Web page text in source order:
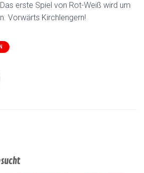
erste Spiel von Rot-Weiß wird um
Vorwärts Kirchlengern!